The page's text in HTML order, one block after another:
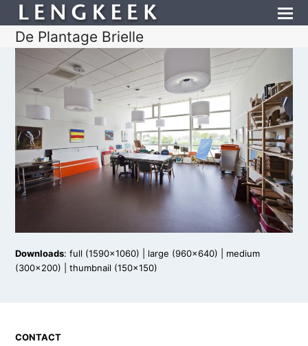
De Plantage Brielle
Downloads:full (1590x1060) large (960x640)
medium
(300x200) |thumbnail (150x150)
CONTACT